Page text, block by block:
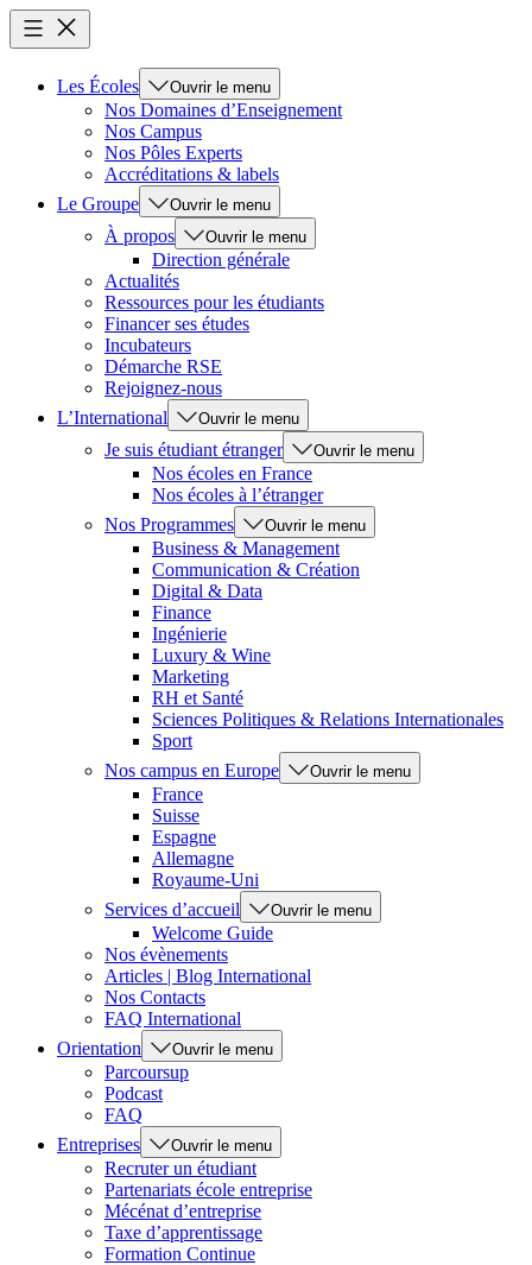
Les Écoles Ouvrir le menu
Nos Domaines d’Enseignement
Nos Campus
Nos Pôles Experts
Accréditations & labels
Le Groupe
Ouvrir le menu
À propos Ouvrir le menu
Direction générale
Actualités
Ressources pour les étudiants
Financer ses études
Incubateurs
Démarche RSE
Rejoignez-nous
L’International
Ouvrir le menu
Je suis étudiant étranger Ouvrir le menu
Nos écoles en France
Nos écoles à l’étranger
Nos Programmes
Ouvrir le menu
Business & Management
Communication & Création
Digital & Data
Finance
Ingénierie
Luxury & Wine
Marketing
RH et Santé
Sciences Politiques & Relations Internationales
Sport
Nos campus en Europe
Ouvrir le menu
France
Suisse
Espagne
Allemagne
Royaume-Uni
Services d’accueil
Ouvrir le menu
Welcome Guide
Nos évènements
Articles | Blog International
Nos Contacts
FAQ International
Orientation
Ouvrir le menu
Parcoursup
Podcast
FAQ
Entreprises
Ouvrir le menu
Recruter un étudiant
Partenariats école entreprise
Mécénat d’entreprise
Taxe d’apprentissage
Formation Continue